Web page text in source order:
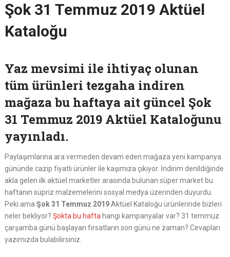
Şok 31 Temmuz 2019 Aktüel
Kataloğu
Yaz mevsimi ile ihtiyaç olunan
tüm ürünleri tezgaha indiren
mağaza bu haftaya ait güncel Şok
31 Temmuz 2019 Aktüel Kataloğunu
yayınladı.
Paylaşımlarına ara vermeden devam eden mağaza yeni kampanya
gününde cazip fiyatlı ürünler ile kaşımıza çıkıyor. İndirim denildiğinde
akla gelen ilk aktüel marketler arasında bulunan süper market bu
haftanın süpriz malzemelerini sosyal medya üzerinden duyurdu.
Peki ama Şok 31 Temmuz 2019Aktüel Kataloğu ürünlerinde bizleri
neler bekliyor? Şokta bu hafta hangi kampanyalar var? 31 temmuz
çarşamba günü başlayan fırsatların son günü ne zaman? Cevapları
yazımızda bulabilirsiniz.